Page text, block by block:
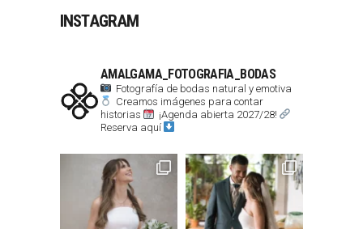
INSTAGRAM
AMALGAMA_FOTOGRAFIA_BODAS
Fotografía de bodas natural y emotiva
Creamos imágenes para contar
historias
¡Agenda abierta 2027/28!
Reserva aquí